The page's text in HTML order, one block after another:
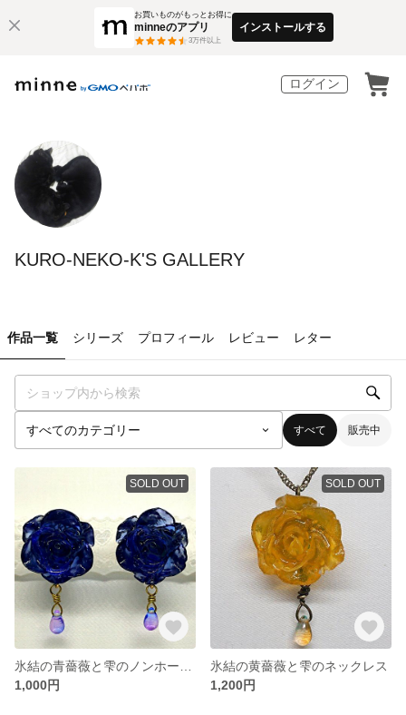
お買いものがもっとお得に
minneのアプリ
3万件以上
インストールする
ログイン
KURO-NEKO-K'S GALLERY
作品一覧 シリーズ プロフィール レビュー レター
すべて 販売中
SOLD OUT
1,000円
SOLD OUT
氷結の黄薔薇と雫のネックレス
1,200円